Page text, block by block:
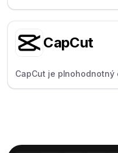
na zdieľateľné videá s
CapCut
CapCut je
zariadenia a počítače,